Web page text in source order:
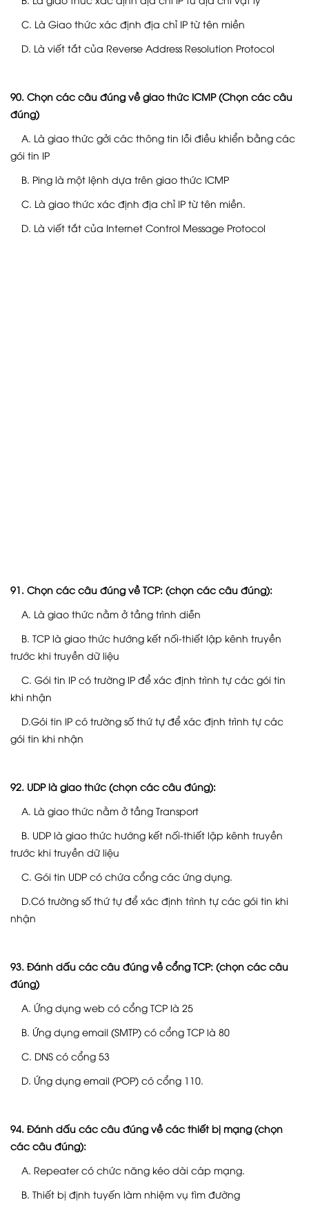
C. Là Giao thức xác định địa chỉ IP từ tên miền
D. Là viết tắt của Reverse Address Resolution Protocol
90. Chọn các câu đúng về giao thức ICMP (Chọn các câu
đúng)
A. Là giao thức gởi các thông tin lỗi điều khiển bằng các
gói tin IP
B. Ping là một lệnh dựa trên giao thức ICMP
C. Là giao thức xác định địa chỉ IP từ tên miền.
D. Là viết tắt của Internet Control Message Protocol
91. Chọn các câu đúng về TCP: (chọn các câu đúng):
A. Là giao thức nằm ở tầng trình diễn
B. TCP là giao thức hướng kết nối-thiết lập kênh truyền
trước khi truyền dữ liệu
C. Gói tin IP có trường IP để xác định trình tự các gói tin
khi nhận
D.Gói tin IP có trường số thứ tự để xác định trình tự các
gói tin khi nhận
92. UDP là giao thức (chọn các câu đúng):
A. Là giao thức nằm ở tầng Transport
B. UDP là giao thức hướng kết nối-thiết lập kênh truyền
trước khi truyền dữ liệu
C. Gói tin UDP có chứa cổng các ứng dụng.
D.Có trường số thứ tự để xác định trình tự các gói tin khi
nhận
93. Đánh dấu các câu đúng về cổng TCP: (chọn các câu
đúng)
A. Ứng dụng web có cổng TCP là 25
B. Ứng dụng email (SMTP) có cổng TCP là 80
C. DNS có cổng 53
D. Ứng dụng email (POP) có cổng 110.
94. Đánh dấu các câu đúng về các thiết bị mạng (chọn
các câu đúng):
A. Repeater có chức năng kéo dài cáp mạng.
B. Thiết bị định tuyến làm nhiệm vụ tìm đường